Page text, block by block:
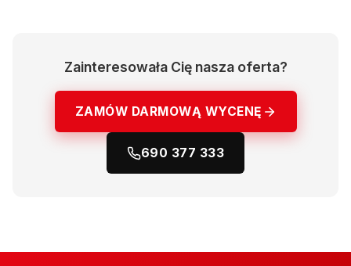
Zainteresowała Cię nasza oferta?
ZAMÓW DARMOWĄ WYCENĘ
690 377 333